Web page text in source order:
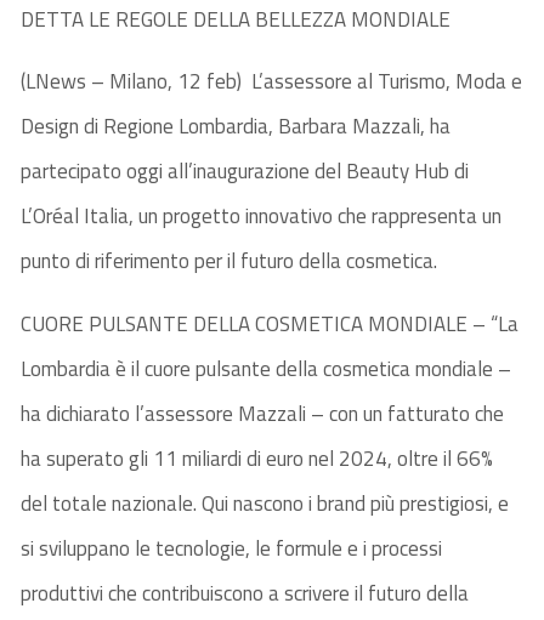
DETTA LE REGOLE DELLA BELLEZZA MONDIALE
(LNews – Milano, 12 feb) L’assessore al Turismo, Moda e
Design di Regione Lombardia, Barbara Mazzali, ha
partecipato oggi all’inaugurazione del Beauty Hub di
L’Oréal Italia, un progetto innovativo che rappresenta un
punto di riferimento per il futuro della cosmetica.
CUORE PULSANTE DELLA COSMETICA MONDIALE – “La
Lombardia è il cuore pulsante della cosmetica mondiale –
ha dichiarato l’assessore Mazzali – con un fatturato che
ha superato gli 11 miliardi di euro nel 2024, oltre il 66%
del totale nazionale. Qui nascono i brand più prestigiosi, e
si sviluppano le tecnologie, le formule e i processi
produttivi che contribuiscono a scrivere il futuro della